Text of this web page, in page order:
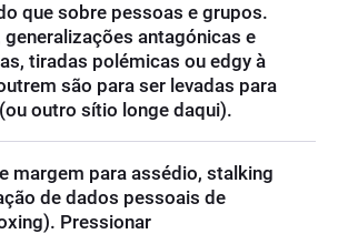
que sobre pessoas e grupos.
antagónicas e
tiradas polémicas ou edgy à
são para ser levadas para
outro sítio longe daqui).
margem para assédio, stalking
de dados pessoais de
Pressionar